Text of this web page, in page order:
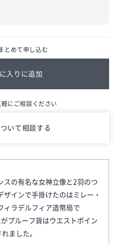
とめて申し込む
入りに追加
にご相談ください
いて相談する
スの有名な女神立像と2羽のつ
インで手掛けたのはミレー・
ィラデルフィア造幣局で
プルーフ貨はウエストポイン
ました。